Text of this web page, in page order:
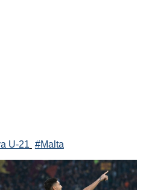
U-21 #Malta